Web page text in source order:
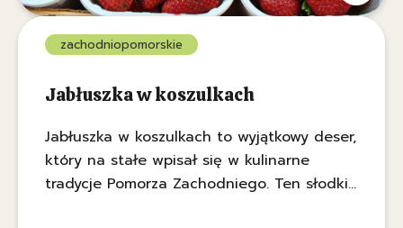
zachodniopomorskie
Jabłuszka w koszulkach
Jabłuszka w koszulkach to wyjątkowy deser,
który na stałe wpisał się w kulinarne
tradycje Pomorza Zachodniego. Ten słodki